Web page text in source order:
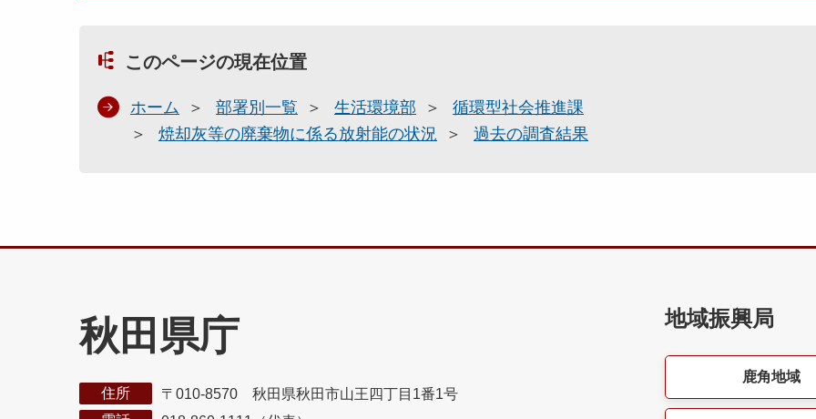
このページの現在位置
ホーム 部署別一覧 生活環境部
循環型社会推進課
焼却灰等の廃棄物に係る放射能の状況
過去の調査結果
秋田県庁
住所
〒010-8570 秋田県秋田市山王四丁目1番1号
地域振興局
鹿角地域